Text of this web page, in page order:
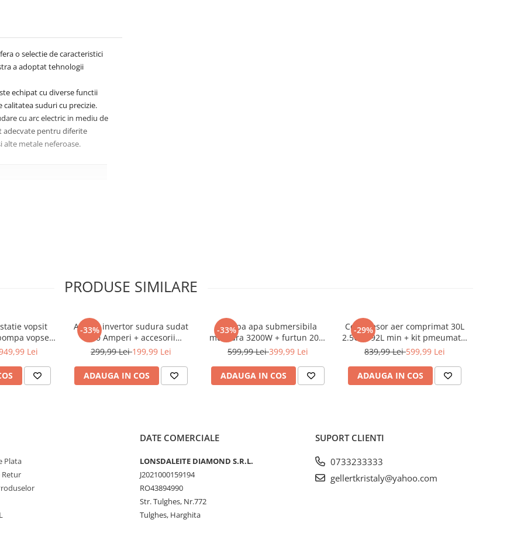
o selectie de caracteristici
a adoptat tehnologii
echipat cu diverse functii
suduri cu precizie.
cu arc electric in mediu de
adecvate pentru diferite
alte metale neferoase.
PRODUSE SIMILARE
vopsit
vopsea
15Lmin
Lei
-33%
Aparat invertor sudura sudat
330 Amperi + accesorii
(KD1781)
299,99 Lei199,99 Lei
ADAUGA IN COS
-33%
Pompa apa submersibila
murdara 3200W + furtun 20m
pompieri (STPW3200+20M)
599,99 Lei399,99 Lei
ADAUGA IN COS
-29%
Compresor aer comprimat 30L
2.5CP 192L min + kit pmeumatic
5piese 8bar (BX-3256)
839,99 Lei599,99 Lei
ADAUGA IN COS
Plata
Retur
DATE COMERCIALE
LONSDALEITE DIAMOND S.R.L.
J2021000159194
RO43894990
Str. Tulghes, Nr.772
Tulghes, Harghita
SUPORT CLIENTI
0733233333
gellertkristaly@yahoo.com